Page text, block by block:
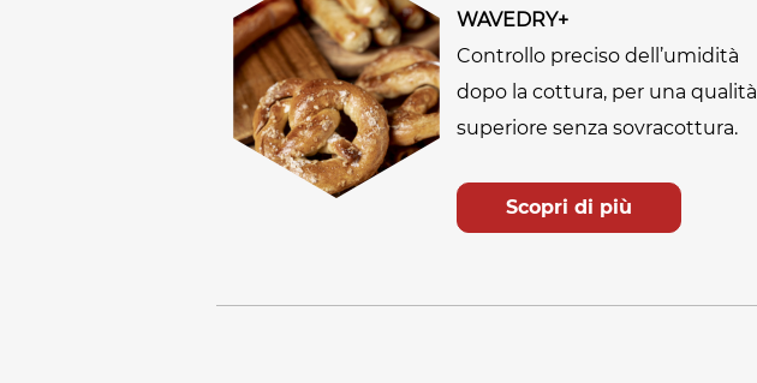
WAVEDRY+
Controllo preciso dell’umidità
dopo la cottura, per una qualità
superiore senza sovracottura.
Scopri di più